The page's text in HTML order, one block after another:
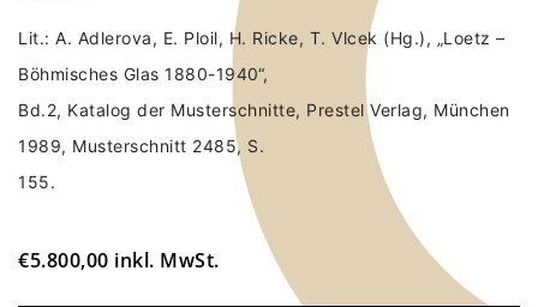
Lit.: A. Adlerova, E. Ploil, H. Ricke, T. Vlcek (Hg.), „Loetz –
Böhmisches Glas 1880-1940“,
Bd.2, Katalog der Musterschnitte, Prestel Verlag, München
1989, Musterschnitt 2485, S.
155.
€5.800,00 inkl. MwSt.